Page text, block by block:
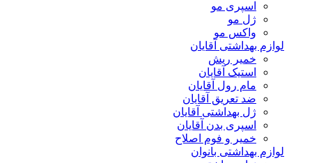
اسپری مو
ژل مو
واکس مو
لوازم بهداشتی آقایان
خمیر ریش
استیک آقایان
مام رول آقایان
ضد تعریق آقایان
ژل بهداشتی آقایان
اسپری بدن آقایان
خمیر و فوم اصلاح
لوازم بهداشتی بانوان